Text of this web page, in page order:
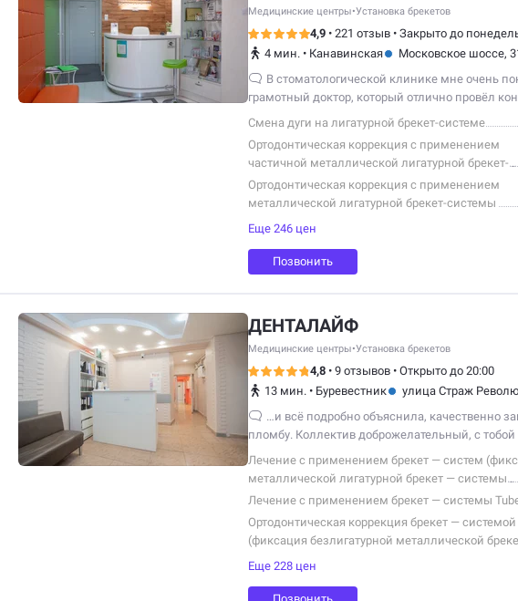
Медицинские центры•Установка брекетов
4,9 • 221 отзыв • Закрыто до
4 мин. • Канавинская
Московское шоссе,
В стоматологической клинике мне очень
грамотный доктор, который отлично провёл
Смена дуги на лигатурной брекет-системе
Ортодонтическая коррекция с применением
частичной металлической лигатурной брекет-
системы
Ортодонтическая коррекция с применением
металлической лигатурной брекет-системы
Еще 246 цен
Позвонить
ДЕНТАЛАЙФ
Медицинские центры•Установка брекетов
4,8 • 9 отзывов • Открыто до 20:00
13 мин. • Буревестник
улица Страж
…и всё подробно объяснила, качественно
пломбу. Коллектив доброжелательный, с тобой
всё рассказывают.
Лечение с применением брекет — систем
металлической лигатурной брекет — системы
на один зубной ряд)
Лечение с применением брекет — системы
Ортодонтическая коррекция брекет — системой
(фиксация безлигатурной металлической
системы на один зубной ряд (п...
Еще 228 цен